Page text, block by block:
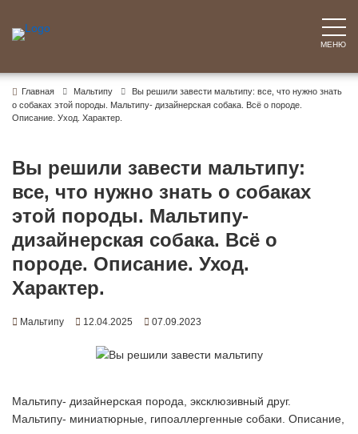
содержимому
МЕНЮ
Главная Мальтипу
Вы решили завести мальтипу: все, что нужно знать
о собаках этой породы. Мальтипу- дизайнерская собака. Всё о породе.
Описание. Уход. Характер.
Вы решили завести мальтипу:
все, что нужно знать о собаках
этой породы. Мальтипу-
дизайнерская собака. Всё о
породе. Описание. Уход.
Характер.
Мальтипу 12.04.2025 07.09.2023
Мальтипу- дизайнерская порода, эксклюзивный друг.
Мальтипу- миниатюрные, гипоаллергенные собаки. Описание,